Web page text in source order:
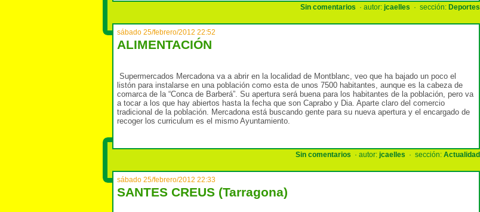
Sin comentarios · autor: jcaelles · sección: Deportes
sábado 25/febrero/2012 22:52
ALIMENTACIÓN
Supermercados Mercadona va a abrir en la localidad de Montblanc, veo que ha bajado un poco el
listón para instalarse en una población como esta de unos 7500 habitantes, aunque es la cabeza de
comarca de la “Conca de Barberá”. Su apertura será buena para los habitantes de la población, pero va
a tocar a los que hay abiertos hasta la fecha que son Caprabo y Dia. Aparte claro del comercio
tradicional de la población. Mercadona está buscando gente para su nueva apertura y el encargado de
recoger los curriculum es el mismo Ayuntamiento.
Sin comentarios · autor: jcaelles · sección: Actualidad
sábado 25/febrero/2012 22:33
SANTES CREUS (Tarragona)